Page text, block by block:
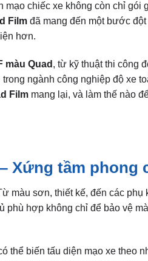
chiếc xe không còn chỉ gói
Film đã mang đến một bước
hơn.
màu Quad , từ kỹ thuật thi công
ngành công nghiệp độ xe
Film mang lại, và làm thế nào
Xứng tầm phong
màu sơn, thiết kế, đến các phụ
hợp không chỉ để bảo vệ
thể biến tấu diện mạo xe theo